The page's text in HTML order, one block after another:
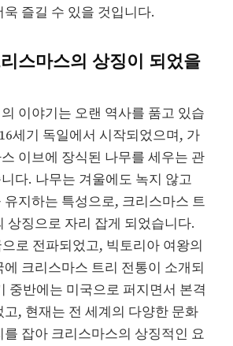
즐길 수 있을 것입니다.
스마스의 상징이 되었을
이야기는 오랜 역사를 품고 있습
세기 독일에서 시작되었으며, 가
이브에 장식된 나무를 세우는 관
다. 나무는 겨울에도 녹지 않고
유지하는 특성으로, 크리스마스 트
상징으로 자리 잡게 되었습니다.
로 전파되었고, 빅토리아 여왕의
에 크리스마스 트리 전통이 소개되
중반에는 미국으로 퍼지면서 본격
, 현재는 전 세계의 다양한 문화
잡아 크리스마스의 상징적인 요